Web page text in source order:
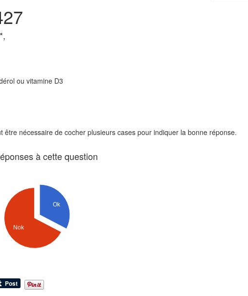
ou vitamine D3
être nécessaire de cocher plusieurs cases pour indiquer la bonne réponse.
à cette question
Ok
Nok